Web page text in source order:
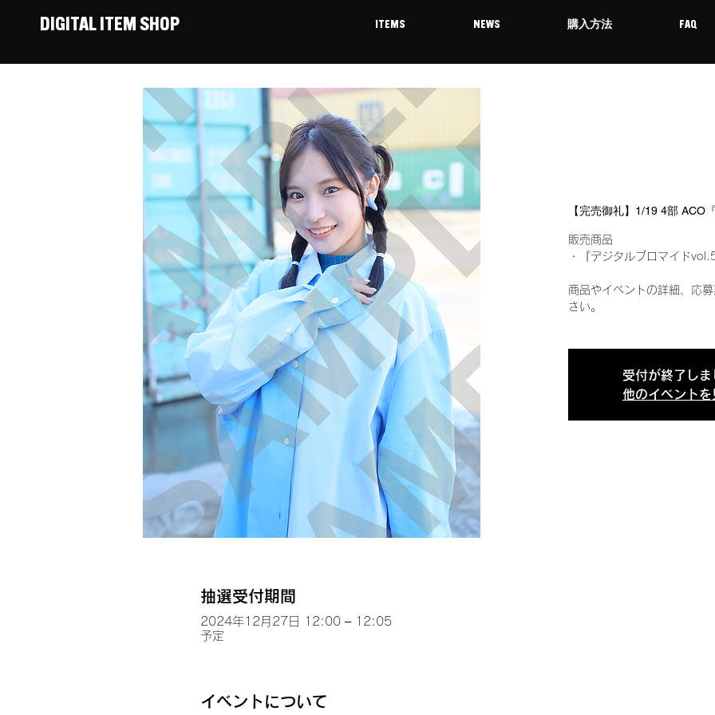
DIGITAL ITEM SHOP ITEMS NEWS 購入方法 FAQ
【完売御礼】1/19 4部 ACO
販売商品
・『デジタルブロマイド
商品やイベントの詳細、応
さい。
受付が終了しま
他のイベントを
抽選受付期間
2024年12月27日 12:00 – 12:05
予定
イベントについて